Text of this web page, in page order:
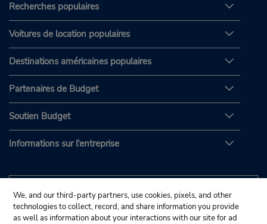
Recherches populaires
Voitures de location populaires
Destinations américaines populaires
Partenaires de Budget
Soutien Budget
Informations sur l'entreprise
We, and our third-party partners, use cookies, pixels, and other
technologies to collect, record, and share information you provide
as well as information about your interactions with our site for ad